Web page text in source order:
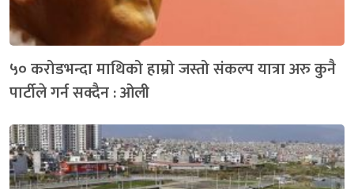
५० करोडभन्दा माथिको हाम्रो जस्तो संकल्प यात्रा अरु कुनै
पार्टीले गर्न सक्दैन : ओली